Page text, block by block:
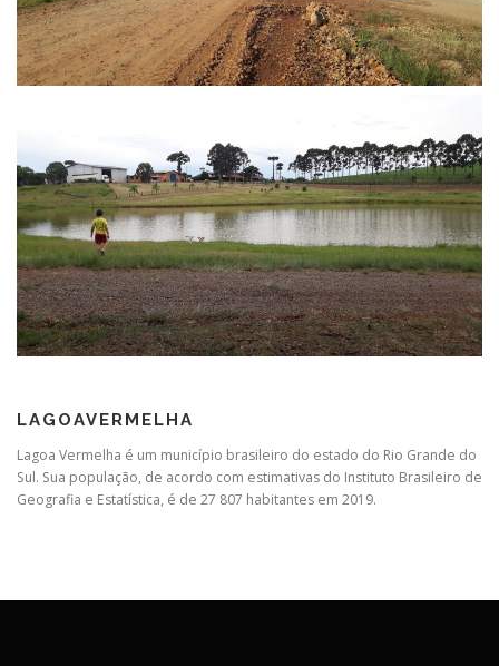
LAGOAVERMELHA
Lagoa Vermelha é um município brasileiro do estado do Rio Grande do
Sul. Sua população, de acordo com estimativas do Instituto Brasileiro de
Geografia e Estatística, é de 27 807 habitantes em 2019.